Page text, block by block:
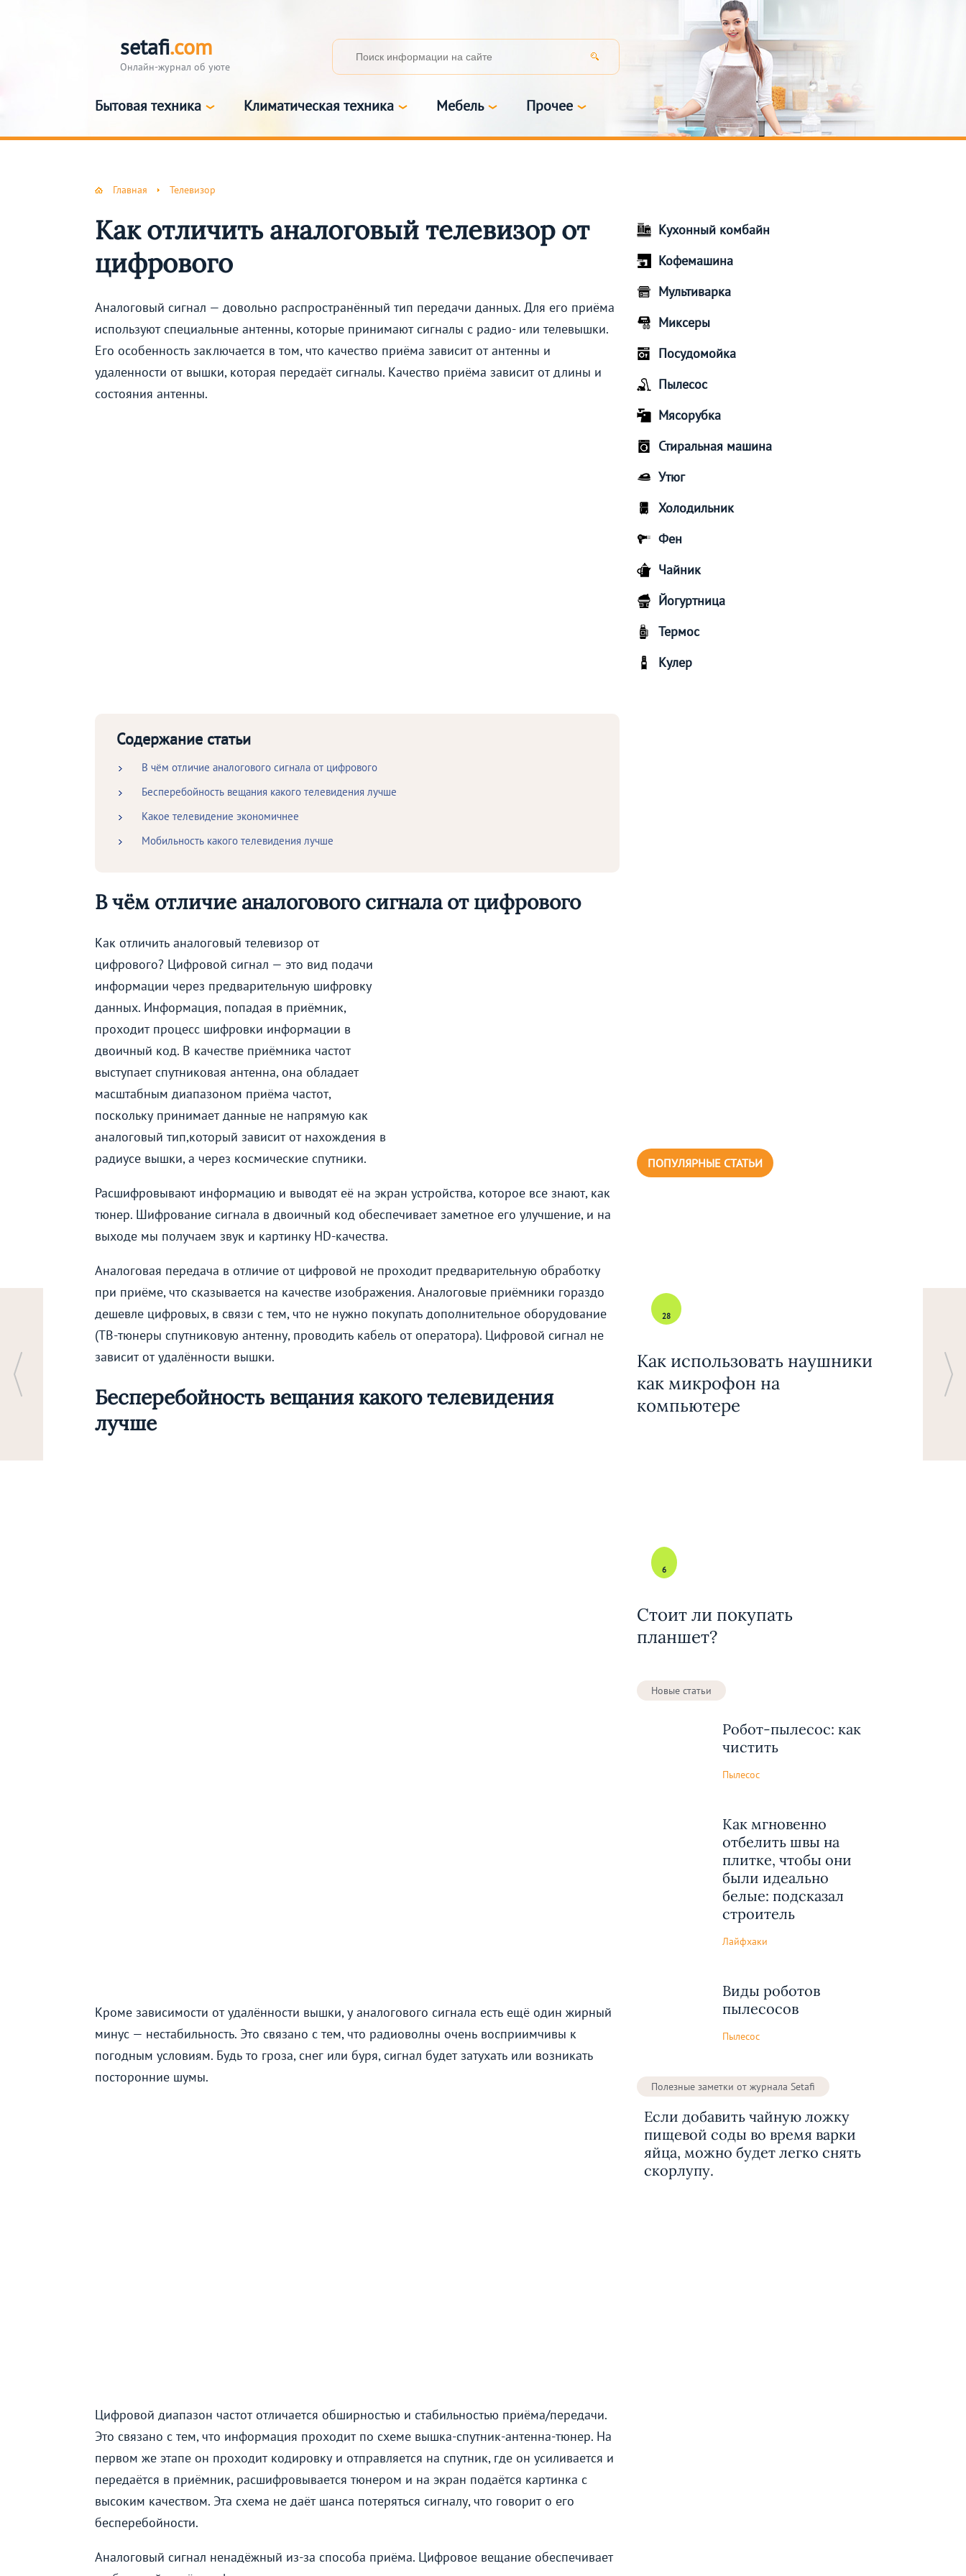
setafi.com
Онлайн-журнал об уюте
Бытовая техника Климатическая техника Мебель Прочее
Главная Телевизор
Как отличить аналоговый телевизор от
цифрового
Аналоговый сигнал — довольно распространённый тип передачи данных. Для его приёма
используют специальные антенны, которые принимают сигналы с радио- или телевышки.
Его особенность заключается в том, что качество приёма зависит от антенны и
удаленности от вышки, которая передаёт сигналы. Качество приёма зависит от длины и
состояния антенны.
Содержание статьи
В чём отличие аналогового сигнала от цифрового
Бесперебойность вещания какого телевидения лучше
Какое телевидение экономичнее
Мобильность какого телевидения лучше
В чём отличие аналогового сигнала от цифрового
Как отличить аналоговый телевизор от
цифрового? Цифровой сигнал — это вид подачи
информации через предварительную шифровку
данных. Информация, попадая в приёмник,
проходит процесс шифровки информации в
двоичный код. В качестве приёмника частот
выступает спутниковая антенна, она обладает
масштабным диапазоном приёма частот,
поскольку принимает данные не напрямую как
аналоговый тип,который зависит от нахождения в
радиусе вышки, а через космические спутники.
Расшифровывают информацию и выводят её на экран устройства, которое все знают, как
тюнер. Шифрование сигнала в двоичный код обеспечивает заметное его улучшение, и на
выходе мы получаем звук и картинку HD-качества.
Аналоговая передача в отличие от цифровой не проходит предварительную обработку
при приёме, что сказывается на качестве изображения. Аналоговые приёмники гораздо
дешевле цифровых, в связи с тем, что не нужно покупать дополнительное оборудование
(ТВ-тюнеры спутниковую антенну, проводить кабель от оператора). Цифровой сигнал не
зависит от удалённости вышки.
Бесперебойность вещания какого телевидения
лучше
Кроме зависимости от удалённости вышки, у аналогового сигнала есть ещё один жирный
минус — нестабильность. Это связано с тем, что радиоволны очень восприимчивы к
погодным условиям. Будь то гроза, снег или буря, сигнал будет затухать или возникать
посторонние шумы.
Цифровой диапазон частот отличается обширностью и стабильностью приёма/передачи.
Это связано с тем, что информация проходит по схеме вышка-спутник-антенна-тюнер. На
первом же этапе он проходит кодировку и отправляется на спутник, где он усиливается и
передаётся в приёмник, расшифровывается тюнером и на экран подаётся картинка с
высоким качеством. Эта схема не даёт шанса потеряться сигналу, что говорит о его
бесперебойности.
Аналоговый сигнал ненадёжный из-за способа приёма. Цифровое вещание обеспечивает
Кухонный комбайн
Кофемашина
Мультиварка
Миксеры
Посудомойка
Пылесос
Мясорубка
Стиральная машина
Утюг
Холодильник
Фен
Чайник
Йогуртница
Термос
Кулер
ПОПУЛЯРНЫЕ СТАТЬИ
28
Как использовать наушники
как микрофон на
компьютере
6
Стоит ли покупать
планшет?
Новые статьи
Робот-пылесос: как
чистить
Пылесос
Как мгновенно
отбелить швы на
плитке, чтобы они
были идеально
белые: подсказал
строитель
Лайфхаки
Виды роботов
пылесосов
Пылесос
Полезные заметки от журнала Setafi